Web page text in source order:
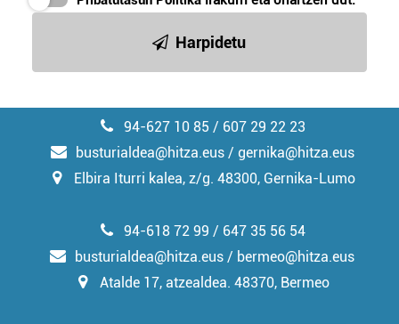
Harpidetu
94-627 10 85 / 607 29 22 23
busturialdea@hitza.eus / gernika@hitza.eus
Elbira Iturri kalea, z/g. 48300, Gernika-Lumo
94-618 72 99 / 647 35 56 54
busturialdea@hitza.eus / bermeo@hitza.eus
Atalde 17, atzealdea. 48370, Bermeo